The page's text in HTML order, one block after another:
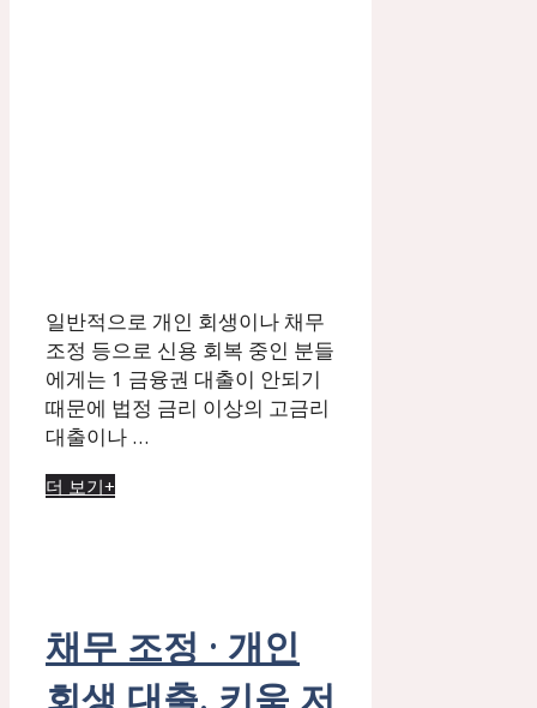
일반적으로 개인 회생이나 채무
조정 등으로 신용 회복 중인 분들
에게는 1 금융권 대출이 안되기
때문에 법정 금리 이상의 고금리
대출이나 …
더 보기+
채무 조정 · 개인
회생 대출. 키움 저